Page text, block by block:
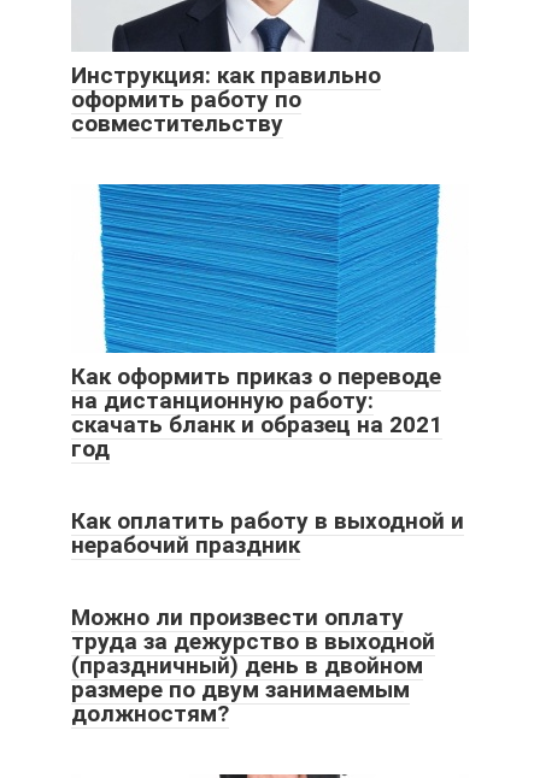
Инструкция: как правильно
оформить работу по
совместительству
Как оформить приказ о переводе
на дистанционную работу:
скачать бланк и образец на 2021
год
Как оплатить работу в выходной и
нерабочий праздник
Можно ли произвести оплату
труда за дежурство в выходной
(праздничный) день в двойном
размере по двум занимаемым
должностям?